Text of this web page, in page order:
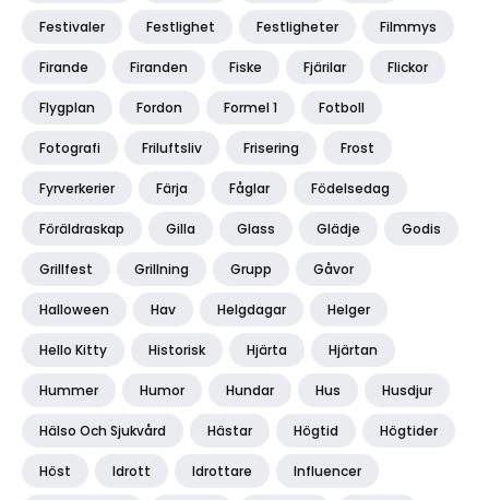
Festivaler Festlighet Festligheter Filmmys
Firande Firanden Fiske Fjärilar Flickor
Flygplan Fordon Formel 1 Fotboll
Fotografi Friluftsliv Frisering Frost
Fyrverkerier Färja Fåglar Födelsedag
Föräldraskap Gilla Glass Glädje Godis
Grillfest Grillning Grupp Gåvor
Halloween Hav Helgdagar Helger
Hello Kitty Historisk Hjärta Hjärtan
Hummer Humor Hundar Hus Husdjur
Hälso Och Sjukvård Hästar Högtid Högtider
Höst Idrott Idrottare Influencer